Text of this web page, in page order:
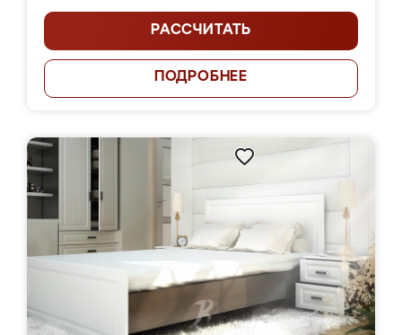
РАССЧИТАТЬ
ПОДРОБНЕЕ